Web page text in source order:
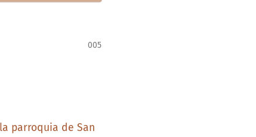
005
parroquia de San